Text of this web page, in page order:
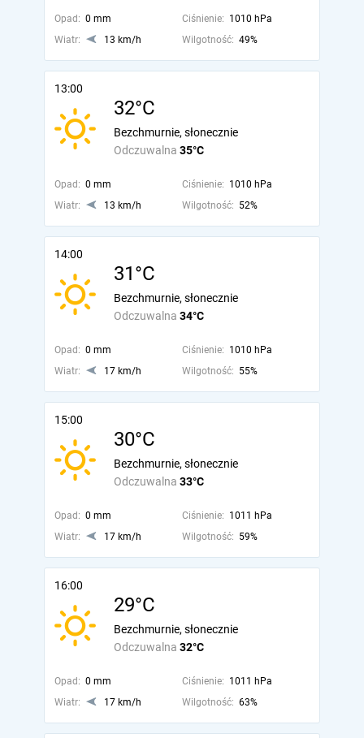
Opad: 0 mm Ciśnienie: 1010 hPa
Wiatr:
13 km/h Wilgotność: 49%
13:00
32°C
Odczuwalna 35°C
Bezchmurnie, słonecznie
Opad: 0 mm Ciśnienie: 1010 hPa
Wiatr:
13 km/h Wilgotność: 52%
14:00
31°C
Odczuwalna 34°C
Bezchmurnie, słonecznie
Opad: 0 mm Ciśnienie: 1010 hPa
Wiatr:
17 km/h Wilgotność: 55%
15:00
30°C
Odczuwalna 33°C
Bezchmurnie, słonecznie
Opad: 0 mm Ciśnienie: 1011 hPa
Wiatr:
17 km/h Wilgotność: 59%
16:00
29°C
Odczuwalna 32°C
Bezchmurnie, słonecznie
Opad: 0 mm Ciśnienie: 1011 hPa
Wiatr:
17 km/h Wilgotność: 63%